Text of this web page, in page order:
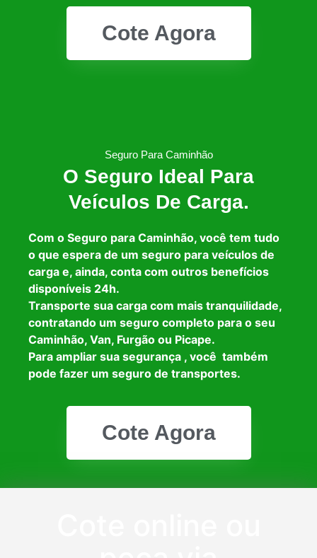
Cote Agora
Seguro Para Caminhão
O Seguro Ideal Para
Veículos De Carga.
Com o Seguro para Caminhão, você tem tudo
o que espera de um seguro para veículos de
carga e, ainda, conta com outros benefícios
disponíveis 24h.
Transporte sua carga com mais tranquilidade,
contratando um seguro completo para o seu
Caminhão, Van, Furgão ou Picape.
Para ampliar sua segurança , você também
pode fazer um seguro de transportes.
Cote Agora